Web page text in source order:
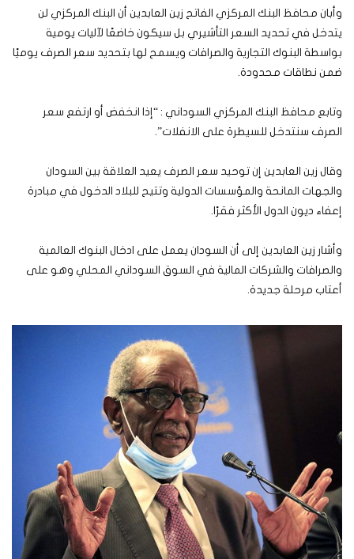
وأبان محافظ البنك المركزي الفاتح زين العابدين أن البنك المركزي لن
يتدخل في تحديد السعر التأشيري بل سيكون خاضعًا لآليات يومية
بواسطة البنوك التجارية والصرافات ويسمح لها بتحديد سعر الصرف يوميًا
ضمن نطاقات محدودة.
وتابع محافظ البنك المركزي السوداني : “إذا انخفض أو ارتفع سعر
الصرف سنتدخل للسيطرة على الانفلات”.
وقال زين العابدين إن توحيد سعر الصرف يعيد العلاقة بين السودان
والجهات المانحة والمؤسسات الدولية وتتيح للبلاد الدخول في مبادرة
إعفاء ديون الدول الأكثر فقرًا.
وأشار زين العابدين إلى أن السودان يعمل على ادخال البنوك العالمية
والصرافات والشركات المالية في السوق السوداني المحلي وهو على
أعتاب مرحلة جديدة.